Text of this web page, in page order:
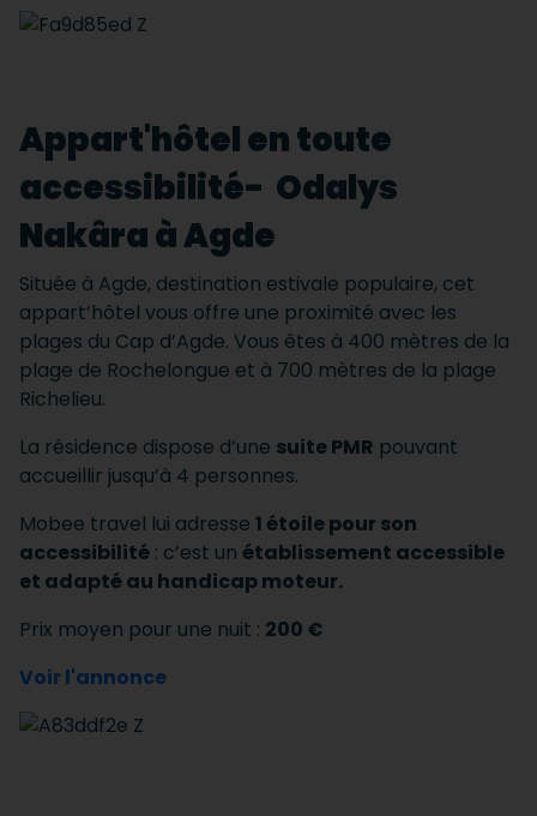
Appart'hôtel en toute
accessibilité- Odalys
Nakâra à Agde
Située à Agde, destination estivale populaire, cet
appart’hôtel vous offre une proximité avec les
plages du Cap d’Agde. Vous êtes à 400 mètres de la
plage de Rochelongue et à 700 mètres de la plage
Richelieu.
La résidence dispose d’une suite PMR pouvant
accueillir jusqu’à 4 personnes.
Mobee travel lui adresse 1 étoile pour son
accessibilité : c’est un établissement accessible
et adapté au handicap moteur.
Prix moyen pour une nuit : 200 €
Voir l'annonce